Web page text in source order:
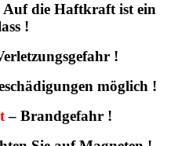
Auf die Haftkraft ist ein
!
!
möglich !
– Brandgefahr !